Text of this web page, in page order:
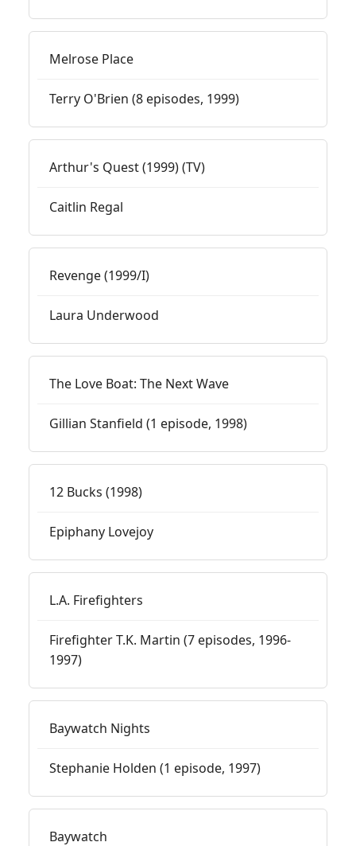
Melrose Place
Terry O'Brien (8 episodes, 1999)
Arthur's Quest (1999) (TV)
Caitlin Regal
Revenge (1999/I)
Laura Underwood
The Love Boat: The Next Wave
Gillian Stanfield (1 episode, 1998)
12 Bucks (1998)
Epiphany Lovejoy
L.A. Firefighters
Firefighter T.K. Martin (7 episodes, 1996-
1997)
Baywatch Nights
Stephanie Holden (1 episode, 1997)
Baywatch